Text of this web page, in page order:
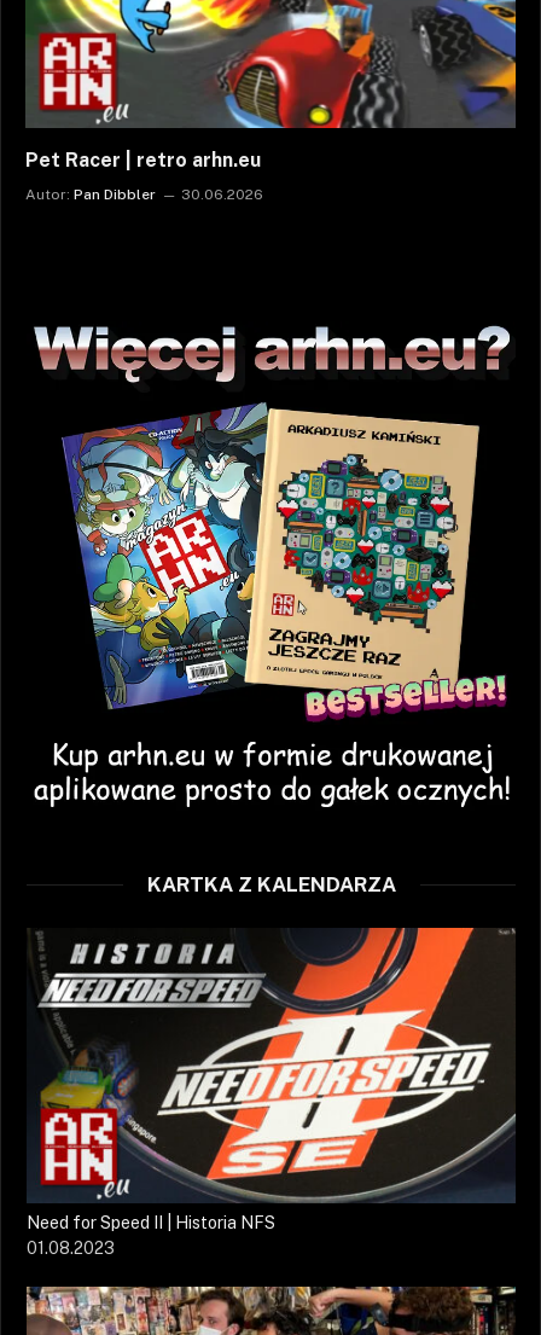
Pet Racer | retro arhn.eu
Autor: Pan Dibbler 30.06.2026
KARTKA Z KALENDARZA
Need for Speed II | Historia NFS
01.08.2023